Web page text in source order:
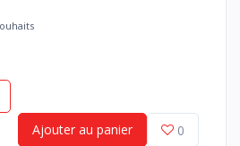
Ajouter au panier 0